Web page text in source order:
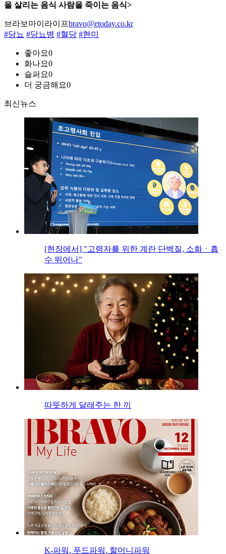
을 살리는 음식 사람을 죽이는 음식>
브라보마이라이프bravo@etoday.co.kr
#당뇨 #당뇨병 #혈당 #현미
좋아요0
화나요0
슬퍼요0
더 궁금해요0
최신뉴스
[현장에서] "고령자를 위한 계란 단백질, 소화ㆍ흡
수 뛰어나"
따뜻하게 달래주는 한 끼
K-파워, 푸드파워, 할머니파워